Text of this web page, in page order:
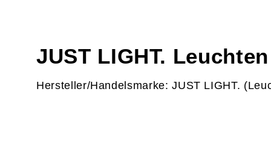
JUST LIGHT.
Hersteller/Handelsmarke: JUST LIGHT.